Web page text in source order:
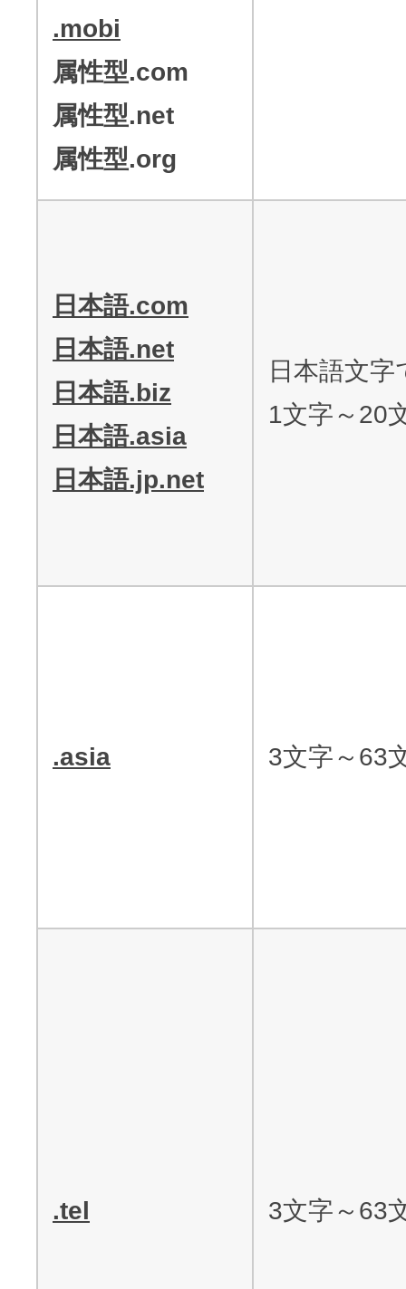
Microsoft 365
.mobi
属性型.com
属性型.net
属性型.org
日本語.com
日本語.net
日本語.biz
日本語.asia
日本語.jp.net
日本語文字
1文字～20
.asia 3文字～63
.tel 3文字～63